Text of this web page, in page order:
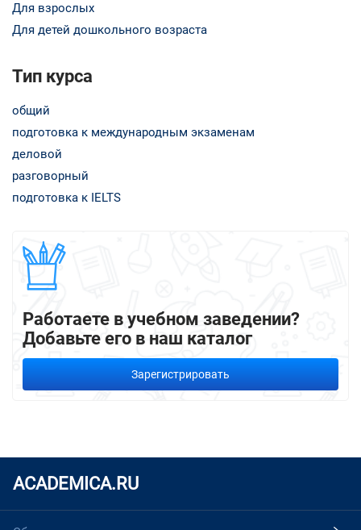
Для взрослых
Для детей дошкольного возраста
Тип курса
общий
подготовка к международным экзаменам
деловой
разговорный
подготовка к IELTS
Работаете в учебном заведении?
Добавьте его в наш каталог
Зарегистрировать
ACADEMICA.RU